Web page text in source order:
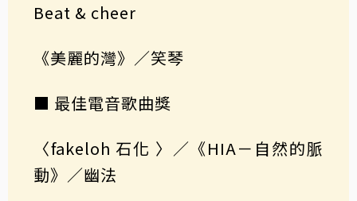
Beat & cheer
《美麗的灣》／笑琴
■ 最佳電音歌曲獎
〈fakeloh 石化 〉／《HIA－自然的脈
動》／幽法